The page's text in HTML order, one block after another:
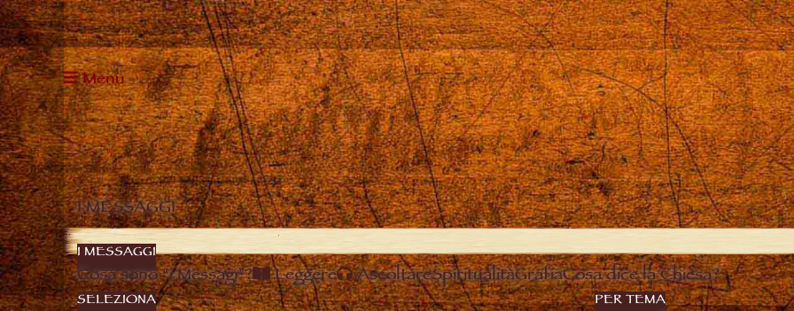
Menu
I MESSAGGI
I MESSAGGI
Cosa sono “i Messagi”? Leggere AscoltareSpiritualitàGrafiaCosa dice la Chiesa?
SELEZIONA PER TEMA